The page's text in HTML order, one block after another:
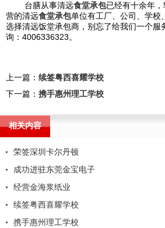
台膳从事清远食堂承包已经有十余年
营的清远食堂承包单位有工厂、公司、学校
选择清远饭堂承包商，别忘了给我们一个服
询：4006336323。
上一篇： 续签粤西喜耀学校
下一篇： 携手惠州理工学校
相关内容
荣签深圳卡尔丹顿
成功进驻东莞金宝电子
经营金海浆纸业
续签粤西喜耀学校
携手惠州理工学校